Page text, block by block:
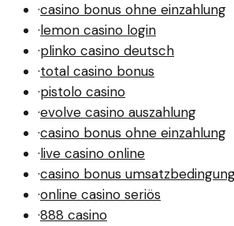
·casino bonus ohne einzahlung
·lemon casino login
·plinko casino deutsch
·total casino bonus
·pistolo casino
·evolve casino auszahlung
·casino bonus ohne einzahlung
·live casino online
·casino bonus
·online casino seriös
·888 casino